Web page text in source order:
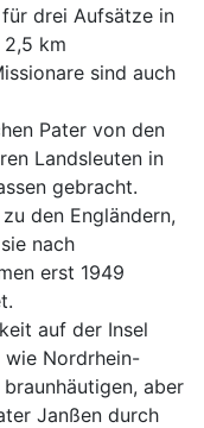
drei Aufsätze in
km
sind auch
Pater von den
Landsleuten in
gebracht.
den Engländern,
nach
erst 1949
auf der Insel
Nordrhein-
aber
Janßen durch